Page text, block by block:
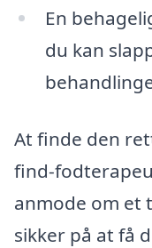
En
du kan
At finde den
find-
anmode om et
sikker på at få